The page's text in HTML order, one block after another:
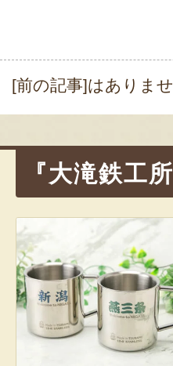
投
稿
ナ
ー
シ
ョ
[前の記事]はありま
『大滝鉄工